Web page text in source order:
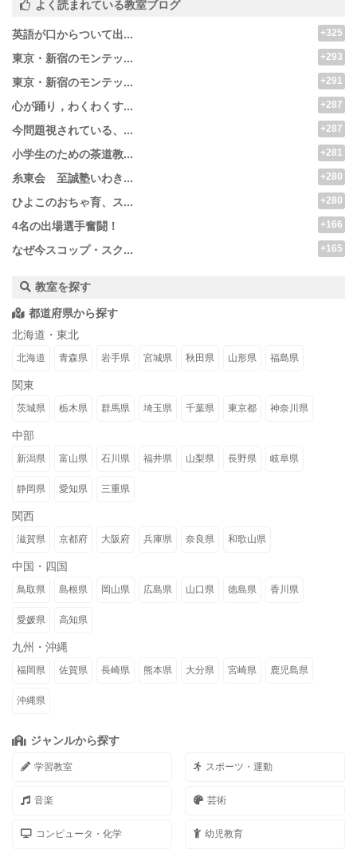
よく読まれている教室ブログ
英語が口からついて出... +325
東京・新宿のモンテッ... +293
東京・新宿のモンテッ... +291
心が踊り，わくわくす... +287
今問題視されている、... +287
小学生のための茶道教... +281
糸東会 至誠塾いわき... +280
ひよこのおちゃ育、ス... +280
4名の出場選手奮闘！ +166
なぜ今スコップ・スク... +165
教室を探す
都道府県から探す
北海道・東北
北海道 青森県 岩手県 宮城県 秋田県 山形県 福島県
関東
茨城県 栃木県 群馬県 埼玉県 千葉県 東京都 神奈川県
中部
新潟県 富山県 石川県 福井県 山梨県 長野県 岐阜県
静岡県 愛知県 三重県
関西
滋賀県 京都府 大阪府 兵庫県 奈良県 和歌山県
中国・四国
鳥取県 島根県 岡山県 広島県 山口県 徳島県 香川県
愛媛県 高知県
九州・沖縄
福岡県 佐賀県 長崎県 熊本県 大分県 宮崎県 鹿児島県
沖縄県
ジャンルから探す
学習教室 スポーツ・運動
音楽 芸術
コンピュータ・化学 幼児教育